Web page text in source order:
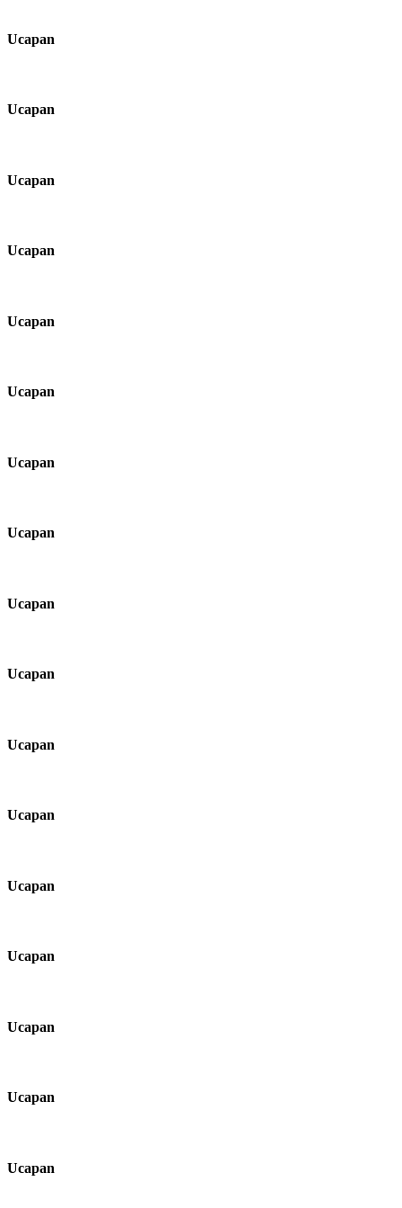
Ucapan
Ucapan
Ucapan
Ucapan
Ucapan
Ucapan
Ucapan
Ucapan
Ucapan
Ucapan
Ucapan
Ucapan
Ucapan
Ucapan
Ucapan
Ucapan
Ucapan